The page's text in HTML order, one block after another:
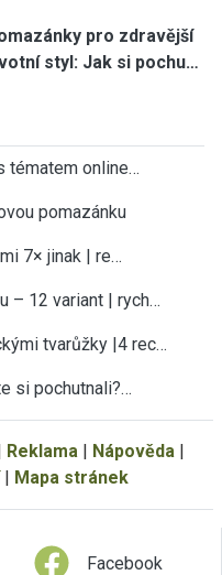
pro zdravější
styl: Jak si pochu…
tématem online…
pomazánku
7× jinak | re…
– 12 variant | rych…
tvarůžky |4 rec…
si pochutnali?…
Reklama| Nápověda|
| Mapa stránek
Facebook